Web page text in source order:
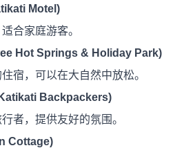
Motel)
合家庭游客。
Hot Springs & Holiday Park)
宿，可以在大自然中放松。
Backpackers)
者，提供友好的氛围。
Cottage)